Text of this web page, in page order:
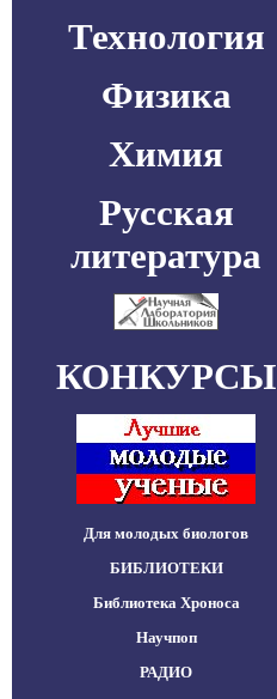
Технология
Физика
Химия
Русская
литература
КОНКУРСЫ
Для молодых биологов
БИБЛИОТЕКИ
Библиотека Хроноса
Научпоп
РАДИО